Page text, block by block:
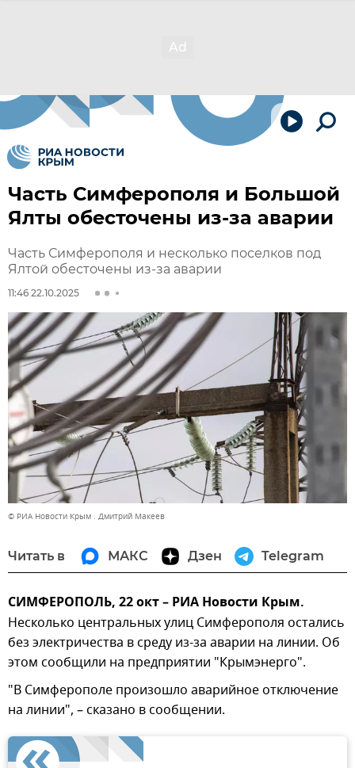
Часть Симферополя и Большой
Ялты обесточены из-за аварии
Часть Симферополя и несколько поселков под
Ялтой обесточены из-за аварии
11:46 22.10.2025
© РИА Новости Крым . Дмитрий Макеев
Читать в МАКС Дзен Telegram
СИМФЕРОПОЛЬ, 22 окт – РИА Новости Крым.
Несколько центральных улиц Симферополя остались
без электричества в среду из-за аварии на линии. Об
этом сообщили на предприятии "Крымэнерго".
"В Симферополе произошло аварийное отключение
на линии", – сказано в сообщении.